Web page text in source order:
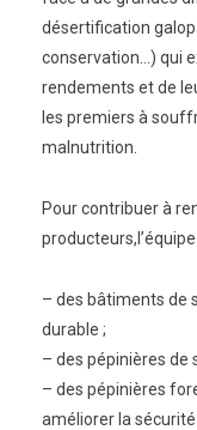
désertification
conservation…) qui
rendements et de
les premiers à
malnutrition.
Pour contribuer à
– des bâtiments de
durable ;
– des pépinières de
– des pépinières
améliorer la